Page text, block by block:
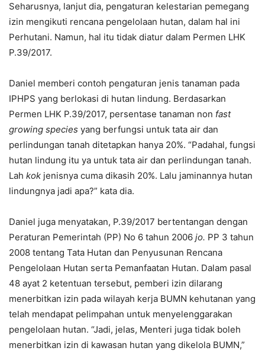
Seharusnya, lanjut dia, pengaturan kelestarian pemegang
izin mengikuti rencana pengelolaan hutan, dalam hal ini
Perhutani. Namun, hal itu tidak diatur dalam Permen LHK
P.39/2017.
Daniel memberi contoh pengaturan jenis tanaman pada
IPHPS yang berlokasi di hutan lindung. Berdasarkan
Permen LHK P.39/2017, persentase tanaman non fast
growing species yang berfungsi untuk tata air dan
perlindungan tanah ditetapkan hanya 20%. “Padahal, fungsi
hutan lindung itu ya untuk tata air dan perlindungan tanah.
Lah kok jenisnya cuma dikasih 20%. Lalu jaminannya hutan
lindungnya jadi apa?” kata dia.
Daniel juga menyatakan, P.39/2017 bertentangan dengan
Peraturan Pemerintah (PP) No 6 tahun 2006 jo. PP 3 tahun
2008 tentang Tata Hutan dan Penyusunan Rencana
Pengelolaan Hutan serta Pemanfaatan Hutan. Dalam pasal
48 ayat 2 ketentuan tersebut, pemberi izin dilarang
menerbitkan izin pada wilayah kerja BUMN kehutanan yang
telah mendapat pelimpahan untuk menyelenggarakan
pengelolaan hutan. “Jadi, jelas, Menteri juga tidak boleh
menerbitkan izin di kawasan hutan yang dikelola BUMN,”